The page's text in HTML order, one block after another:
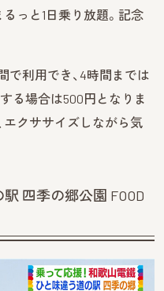
っと1日乗り放題。記念
で利用でき、4時間までは
る場合は500円となりま
エクササイズしながら気
四季の郷公園 FOOD